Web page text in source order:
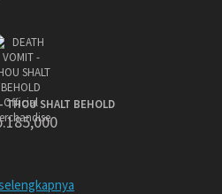
THOU SHALT BEHOLD